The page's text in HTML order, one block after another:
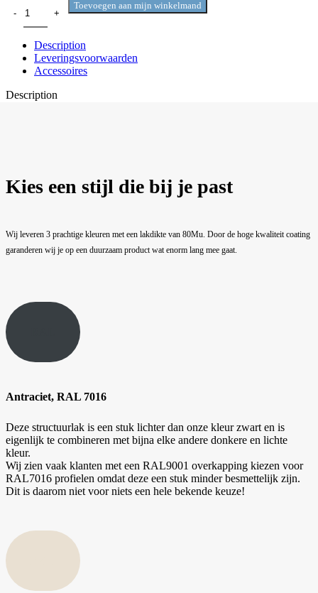
Toevoegen aan mijn winkelmand
Description
Leveringsvoorwaarden
Accessoires
Description
Kies een stijl die bij je past
Wij leveren 3 prachtige kleuren met een lakdikte van 80Mu. Door de hoge kwaliteit coating
garanderen wij je op een duurzaam product wat enorm lang mee gaat.
Antraciet, RAL 7016
Deze structuurlak is een stuk lichter dan onze kleur zwart en is
eigenlijk te combineren met bijna elke andere donkere en lichte
kleur.
Wij zien vaak klanten met een RAL9001 overkapping kiezen voor
RAL7016 profielen omdat deze een stuk minder besmettelijk zijn.
Dit is daarom niet voor niets een hele bekende keuze!